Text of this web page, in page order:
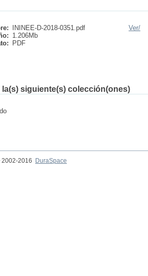
ININEE-D-2018-0351.pdf
1.206Mb
PDF
Ver/
la(s) siguiente(s) colección(ones)
2016
DuraSpace